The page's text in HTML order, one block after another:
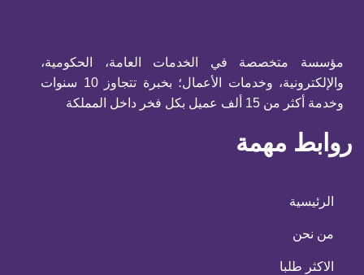
مؤسسة متخصصة في الخدمات العامة، الحكومية،
والإلكترونية، وخدمات الأعمال؛ بخبرة تتجاوز 10 سنوات
وخدمة أكثر من 15 ألف عميل بكل فخر داخل المملكة
روابط مهمة
الرئيسية
من نحن
الاكثر طلبا